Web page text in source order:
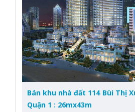
Bán khu nhà đất 114 Bùi Thị
Quận 1 : 26mx43m